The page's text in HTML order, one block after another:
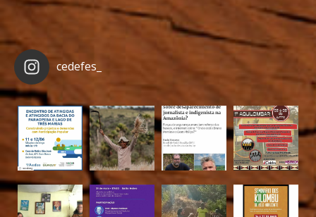
cedefes_